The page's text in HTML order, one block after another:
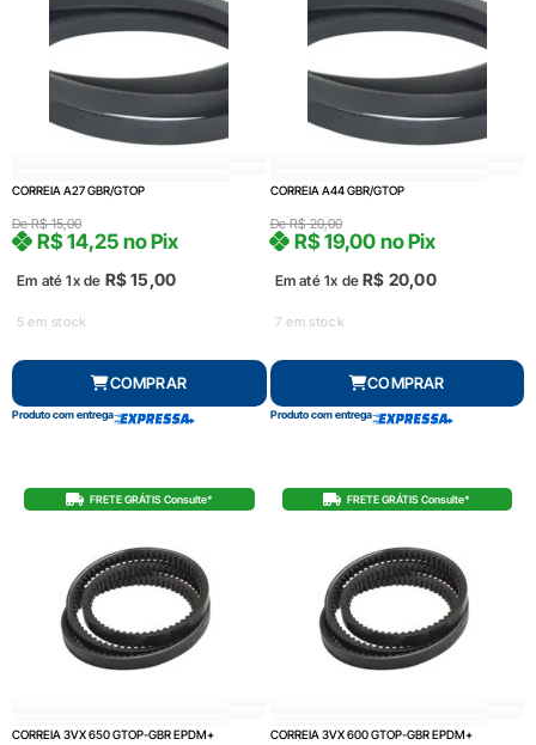
CORREIA A27 GBR/GTOP
DeR$15,00
Em até 1x de R$15,00
R$14,25 no Pix
5 em stock
COMPRAR
Produto com entrega
CORREIA A44 GBR/GTOP
DeR$20,00
Em até 1x de R$ 20,00
R$19,00 no Pix
7 em stock
COMPRAR
Produto com entrega
FRETE GRÁTIS Consulte*
CORREIA 3VX 650 GTOP-GBR EPDM+
FRETE GRÁTIS Consulte*
CORREIA 3VX 600 GTOP-GBR EPDM+